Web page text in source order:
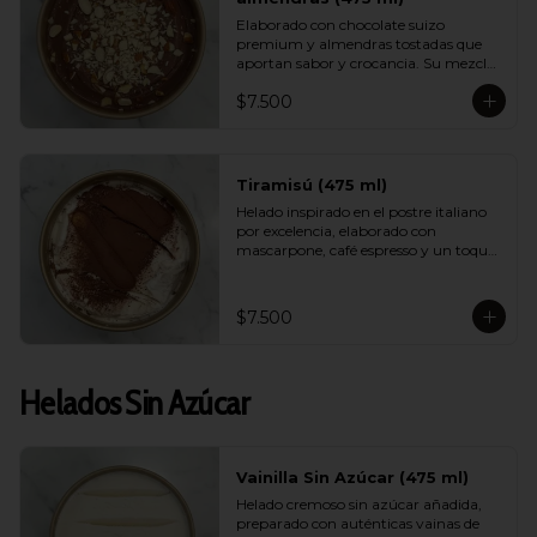
Elaborado con chocolate suizo
premium y almendras tostadas que
aportan sabor y crocancia. Su mezcla
equilibrio perfecto entre intensidad,
dulzor y textura. Un sabor sofisticado
$7.500
Tiramisú (475 ml)
Helado inspirado en el postre italiano
por excelencia, elaborado con
mascarpone, café espresso y un toque
esencia del tiramisú tradicional en
versión helada.
$7.500
Helados Sin Azúcar
Vainilla Sin Azúcar (475 ml)
Helado cremoso sin azúcar añadida,
preparado con auténticas vainas de